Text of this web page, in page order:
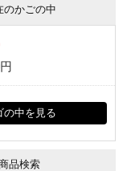
のかごの中
の中を見る
品検索